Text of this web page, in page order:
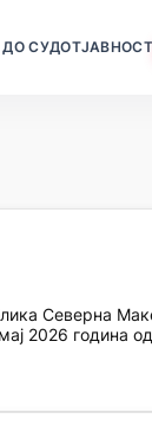
СУДОТЈАВНОСТ
Северна
2026 година